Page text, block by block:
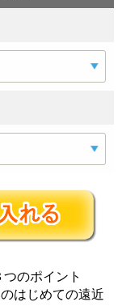
のポイント
はじめての遠近